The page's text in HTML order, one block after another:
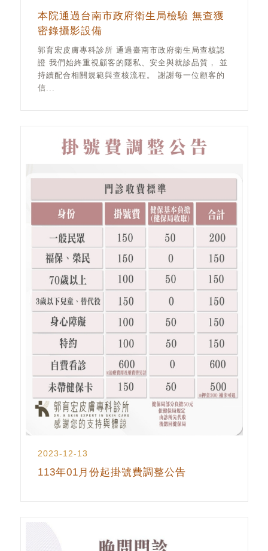
本院通過台南市政府衛生局檢驗 無查獲
密錄攝影設備
郭育宏皮膚專科診所 通過臺南市政府衛生局查核認
證 我們始終重視顧客的隱私、安全與就診品質， 並
持續配合相關規範與查核流程。 謝謝每一位顧客的
信...
2023-12-13
113年01月份起掛號費調整公告